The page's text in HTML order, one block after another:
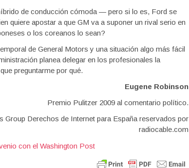
de conducción cómoda — pero si lo es, Ford se
quiere apostar a que GM va a suponer un rival serio en
o los coreanos lo sean?
de General Motors y una situación algo más fácil
planea delegar en los profesionales la
preguntarme por qué.
Eugene Robinson
Premio Pulitzer 2009 al comentario político.
Group Derechos de Internet para España reservados por
radiocable.com